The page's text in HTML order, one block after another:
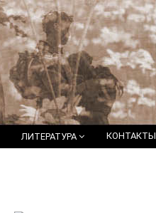
ЛИТЕРАТУРА КОНТАКТЫ